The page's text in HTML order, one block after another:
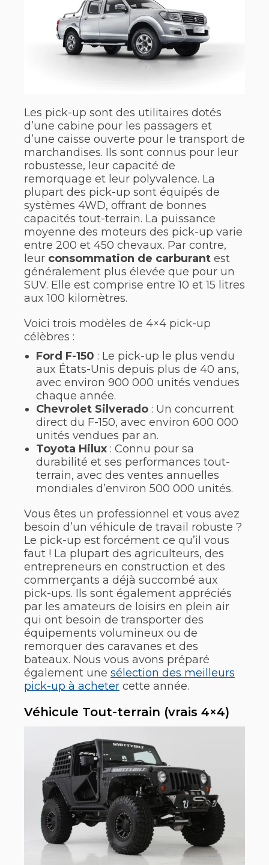
Les pick-up sont des utilitaires dotés
d’une cabine pour les passagers et
d’une caisse ouverte pour le transport de
marchandises. Ils sont connus pour leur
robustesse, leur capacité de
remorquage et leur polyvalence. La
plupart des pick-up sont équipés de
systèmes 4WD, offrant de bonnes
capacités tout-terrain. La puissance
moyenne des moteurs des pick-up varie
entre 200 et 450 chevaux. Par contre,
leur consommation de carburant est
généralement plus élevée que pour un
SUV. Elle est comprise entre 10 et 15 litres
aux 100 kilomètres.
Voici trois modèles de 4×4 pick-up
célèbres :
Ford F-150 : Le pick-up le plus vendu
aux États-Unis depuis plus de 40 ans,
avec environ 900 000 unités vendues
chaque année.
Chevrolet Silverado : Un concurrent
direct du F-150, avec environ 600 000
unités vendues par an.
Toyota Hilux : Connu pour sa
durabilité et ses performances tout-
terrain, avec des ventes annuelles
mondiales d’environ 500 000 unités.
Vous êtes un professionnel et vous avez
besoin d’un véhicule de travail robuste ?
Le pick-up est forcément ce qu’il vous
faut ! La plupart des agriculteurs, des
entrepreneurs en construction et des
commerçants a déjà succombé aux
pick-ups. Ils sont également appréciés
par les amateurs de loisirs en plein air
qui ont besoin de transporter des
équipements volumineux ou de
remorquer des caravanes et des
bateaux. Nous vous avons préparé
également une sélection des meilleurs
pick-up à acheter cette année.
Véhicule Tout-terrain (vrais 4×4)